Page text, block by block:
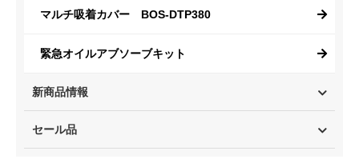
マルチ吸着カバー BOS-DTP380
緊急オイルアブソーブキット
新商品情報
セール品